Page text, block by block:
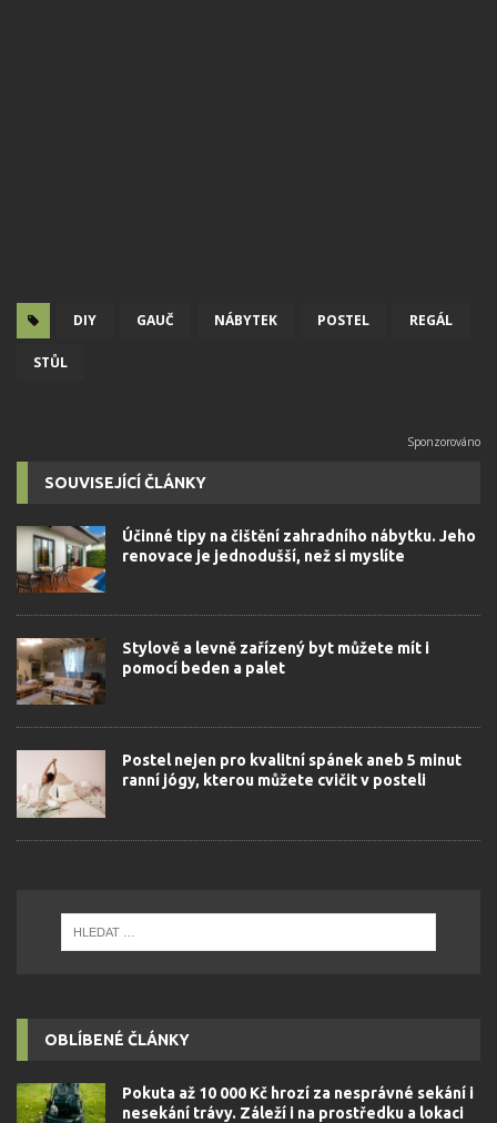
DIY GAUČ NÁBYTEK POSTEL REGÁL
STŮL
SOUVISEJÍCÍ ČLÁNKY
Účinné tipy na čištění zahradního nábytku. Jeho
renovace je jednodušší, než si myslíte
Stylově a levně zařízený byt můžete mít i
pomocí beden a palet
Postel nejen pro kvalitní spánek aneb 5 minut
ranní jógy, kterou můžete cvičit v posteli
OBLÍBENÉ ČLÁNKY
Pokuta až 10 000 Kč hrozí za nesprávné sekání i
nesekání trávy. Záleží i na prostředku a lokaci